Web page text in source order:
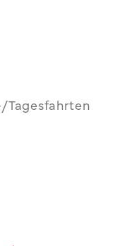
Tagesfahrten